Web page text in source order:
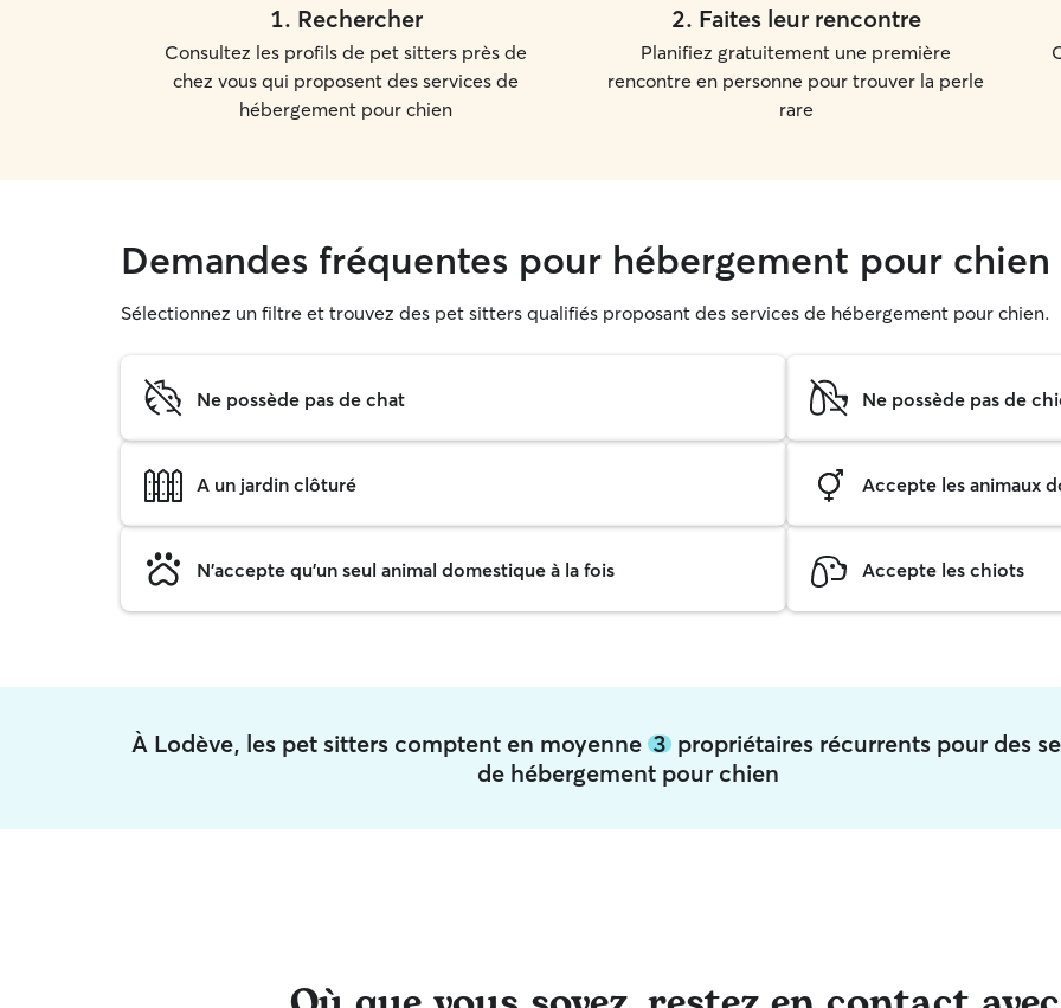
1. Rechercher
Consultez les profils de pet sitters près de
chez vous qui proposent des services de
hébergement pour chien
2. Faites leur rencontre
Planifiez gratuitement une première
rencontre en personne pour trouver la perle
rare
Demandes fréquentes pour hébergement pour
Sélectionnez un filtre et trouvez des pet sitters qualifiés proposant des services de hébergement pour chien.
Ne possède pas de chat Ne possède pas de
A un jardin clôturé Accepte les animaux
N'accepte qu'un seul animal domestique à la fois Accepte les chiots
À Lodève, les pet sitters comptent en moyenne3 propriétaires récurrents pour des
de hébergement pour chien